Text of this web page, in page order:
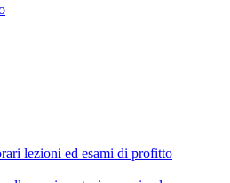
lezioni ed esami di profitto